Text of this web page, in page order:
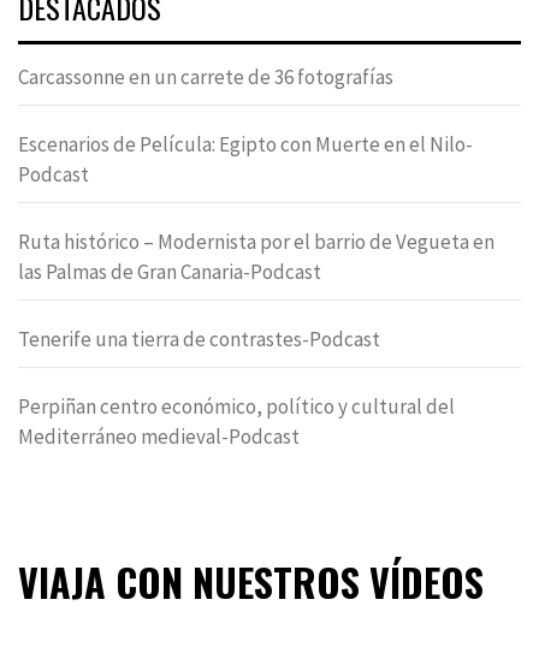
Carcassonne en un carrete de 36 fotografías
Escenarios de Película: Egipto con Muerte en el Nilo-
Podcast
Ruta histórico – Modernista por el barrio de Vegueta en
las Palmas de Gran Canaria-Podcast
Tenerife una tierra de contrastes-Podcast
Perpiñan centro económico, político y cultural del
Mediterráneo medieval-Podcast
VIAJA CON NUESTROS VÍDEOS